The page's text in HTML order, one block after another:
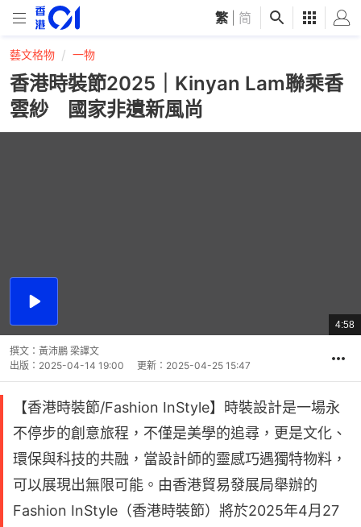
繁 简
藝文格物 一物
香港時裝節2025｜Kinyan Lam聯乘香
雲紗 國家非遺新風尚
播
總
共
4:58
撰文： 黃沛鵬 梁譯文
出版： 2025-04-14 19:00 更新： 2025-04-25 15:47
【香港時裝節/Fashion InStyle】時裝設計是一場永
不停步的創意旅程，不僅是美學的追尋，更是文化、
環保與科技的共融，當設計師的靈感巧遇獨特物料，
可以展現出無限可能。由香港貿易發展局舉辦的
Fashion InStyle（香港時裝節）將於2025年4月27